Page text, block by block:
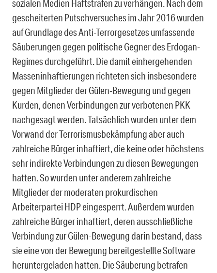
sozialen Medien Haftstrafen zu verhängen. Nach dem
gescheiterten Putschversuches im Jahr 2016 wurden
auf Grundlage des Anti-Terrorgesetzes umfassende
Säuberungen gegen politische Gegner des Erdogan-
Regimes durchgeführt. Die damit einhergehenden
Masseninhaftierungen richteten sich insbesondere
gegen Mitglieder der Gülen-Bewegung und gegen
Kurden, denen Verbindungen zur verbotenen PKK
nachgesagt werden. Tatsächlich wurden unter dem
Vorwand der Terrorismusbekämpfung aber auch
zahlreiche Bürger inhaftiert, die keine oder höchstens
sehr indirekte Verbindungen zu diesen Bewegungen
hatten. So wurden unter anderem zahlreiche
Mitglieder der moderaten prokurdischen
Arbeiterpartei HDP eingesperrt. Außerdem wurden
zahlreiche Bürger inhaftiert, deren ausschließliche
Verbindung zur Gülen-Bewegung darin bestand, dass
sie eine von der Bewegung bereitgestellte Software
heruntergeladen hatten. Die Säuberung betrafen